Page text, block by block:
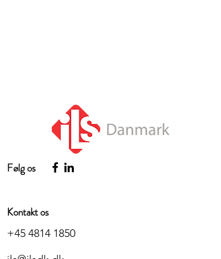
Følg os
Kontakt os
+45 4814 1850